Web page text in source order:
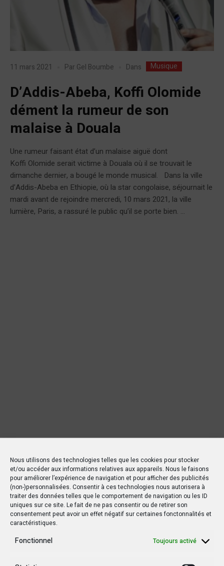
Nous utilisons des technologies telles que les cookies pour stocker
et/ou accéder aux informations relatives aux appareils. Nous le faisons
pour améliorer l’expérience de navigation et pour afficher des publicités
(non-)personnalisées. Consentir à ces technologies nous autorisera à
traiter des données telles que le comportement de navigation ou les ID
uniques sur ce site. Le fait de ne pas consentir ou de retirer son
consentement peut avoir un effet négatif sur certaines fonctonnalités et
caractéristiques.
Fonctionnel Toujours activé
11 mars 2021 Par Gel Boumbe Dans Musique
D’Addis-Abeba, Koffi Olomide
dément la rumeur de son
malaise à Douala
Une rumeur faisant état d’un malaise aiguë dont
Koffi Olomide serait victime à Douala où il se trouvait le
dimanche dernier, a bougé le monde musical. Dans la ville
d’Addis-Abeba en Ethiopie, où la star congolaise, séjournait le
mardi avant de rejoindre mercredi, 10 mars 2021, la ville
lumière, Paris, a rassuré le public qu’il se porte bien. ...
Nouvelles Récentes